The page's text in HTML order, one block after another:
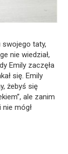
swojego taty,
nie wiedział,
Emily zaczęła
się. Emily
żebyś się
ale zanim
nie mógł